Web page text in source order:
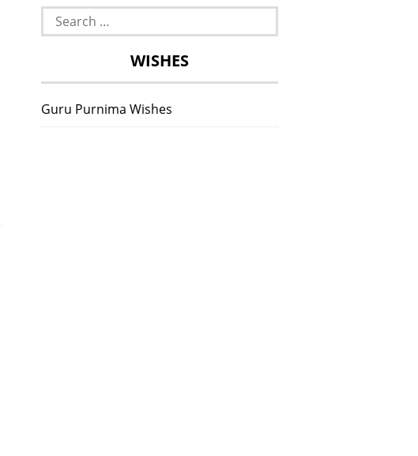
Search
for:
WISHES
Guru Purnima Wishes